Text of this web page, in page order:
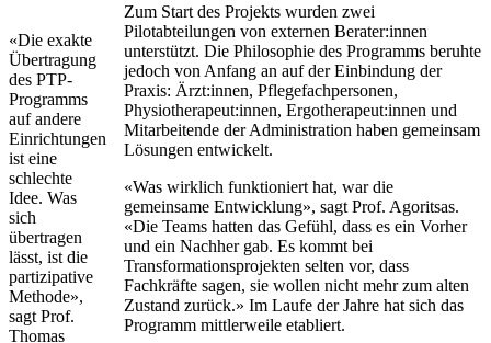
«Die exakte
Übertragung
des PTP-
Programms
auf andere
Einrichtungen
ist eine
schlechte
Idee. Was
sich
übertragen
lässt, ist die
partizipative
Methode»,
sagt Prof.
Thomas
Zum Start des Projekts wurden zwei
Pilotabteilungen von externen Berater:innen
unterstützt. Die Philosophie des Programms beruhte
jedoch von Anfang an auf der Einbindung der
Praxis: Ärzt:innen, Pflegefachpersonen,
Physiotherapeut:innen, Ergotherapeut:innen und
Mitarbeitende der Administration haben gemeinsam
Lösungen entwickelt.
«Was wirklich funktioniert hat, war die
gemeinsame Entwicklung», sagt Prof. Agoritsas.
«Die Teams hatten das Gefühl, dass es ein Vorher
und ein Nachher gab. Es kommt bei
Transformationsprojekten selten vor, dass
Fachkräfte sagen, sie wollen nicht mehr zum alten
Zustand zurück.» Im Laufe der Jahre hat sich das
Programm mittlerweile etabliert.